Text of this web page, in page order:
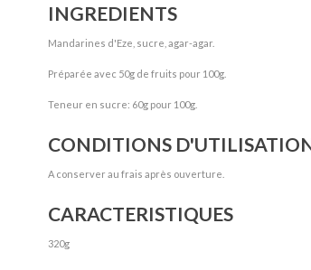
INGREDIENTS
Mandarines d'Eze, sucre, agar-agar.
Préparée avec 50g de fruits pour 100g.
Teneur en sucre: 60g pour 100g.
CONDITIONS
A conserver au frais après ouverture.
CARACTERISTIQUES
320g